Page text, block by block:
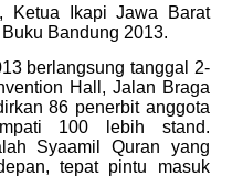
Ketua Ikapi Jawa Barat
Bandung 2013.
berlangsung tanggal 2-
Hall, Jalan Braga
86 penerbit anggota
100 lebih stand.
Syaamil Quran yang
tepat pintu masuk